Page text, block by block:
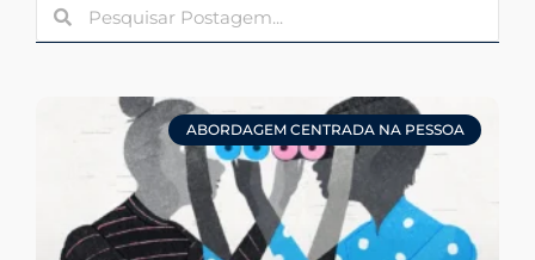
ABORDAGEM CENTRADA NA PESSOA